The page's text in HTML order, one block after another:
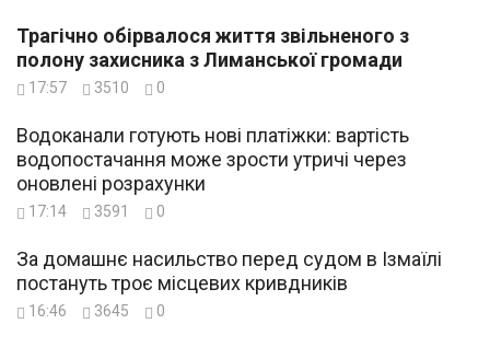
Трагічно обірвалося життя звільненого з
полону захисника з Лиманської громади
17:57 3510 0
Водоканали готують нові платіжки: вартість
водопостачання може зрости утричі через
оновлені розрахунки
17:14 3591 0
За домашнє насильство перед судом в Ізмаїлі
постануть троє місцевих кривдників
16:46 3645 0